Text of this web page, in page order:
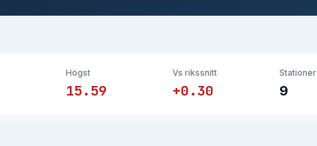
Högst
15.59
Vs rikssnitt
+0.30
Stationer
9